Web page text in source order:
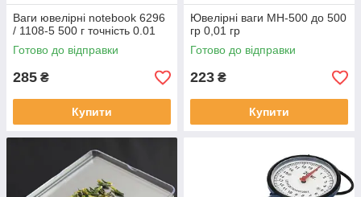
Ваги ювелірні notebook 6296
/ 1108-5 500 г точність 0.01
Готово до відправки
285 ₴
Купити
Ювелірні ваги MH-500 до 500
гр 0,01 гр
Готово до відправки
223 ₴
Купити